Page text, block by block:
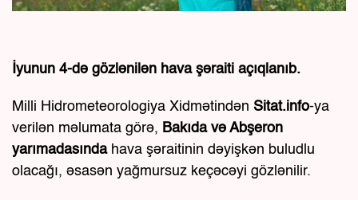
İyunun 4-də gözlənilən hava şəraiti açıqlanıb.
Milli Hidrometeorologiya Xidmətindən Sitat.info-ya
verilən məlumata görə, Bakıda və Abşeron
yarımadasındahava şəraitinin dəyişkən buludlu
olacağı, əsasən yağmursuz keçəcəyi gözlənilir.